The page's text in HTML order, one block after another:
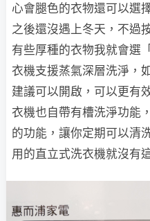
心會腿色的衣物還可以選
之後還沒遇上冬天，不過
有些厚種的衣物我就會選
衣機支援蒸氣深層洗淨，
建議可以開啟，可以更有
衣機也自帶有槽洗淨功能
的功能，讓你定期可以清
用的直立式洗衣機就沒有